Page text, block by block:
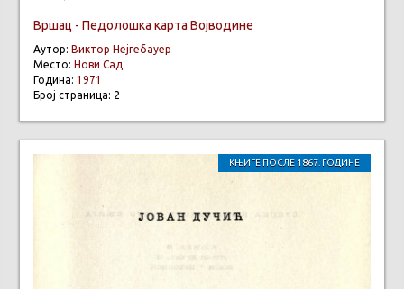
Вршац - Педолошка карта Војводине
Аутор: Виктор Нејгебауер
Место: Нови Сад
Година: 1971
Број страница: 2
КЊИГЕ ПОСЛЕ 1867. ГОДИНЕ